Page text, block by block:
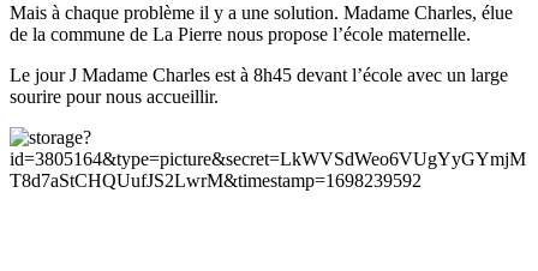
Mais à chaque problème il y a une solution. Madame Charles, élue
de la commune de La Pierre nous propose l’école maternelle.
Le jour J Madame Charles est à 8h45 devant l’école avec un large
sourire pour nous accueillir.